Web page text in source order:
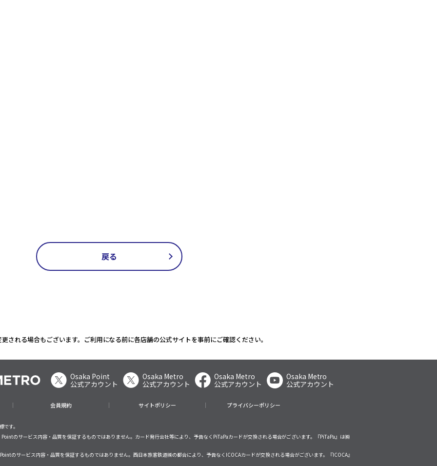
戻る
される場合もございます。ご利用になる前に各店舗の公式サイトを事前にご確認ください。
Osaka Point
公式アカウント
Osaka Metro
公式アカウント
Osaka Metro
公式アカウント
Osaka Metro
公式アカウント
会員規約 サイトポリシー プライバシーポリシー
す。
のサービス内容・品質を保証するものではありません。カード発行会社等により、予告なくPiTaPaカードが交換される場合がございます。『PiTaPa』は㈱
のサービス内容・品質を保証するものではありません。西日本旅客鉄道㈱の都合により、予告なくICOCAカードが交換される場合がございます。『ICOCA』